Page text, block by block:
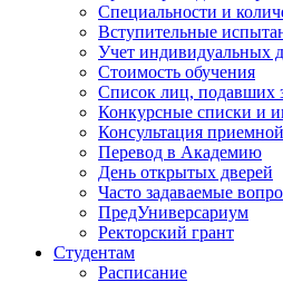
Специальности и
Вступительные
Учет индивидуальных
Стоимость обучения
Список лиц, подавших
Конкурсные списки и
Консультация
Перевод в Академию
День открытых дверей
Часто задаваемые
ПредУниверсариум
Ректорский грант
Студентам
Расписание